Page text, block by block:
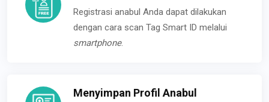
Registrasi anabul Anda dapat dilakukan
dengan cara scan Tag Smart ID melalui
smartphone.
Menyimpan Profil Anabul